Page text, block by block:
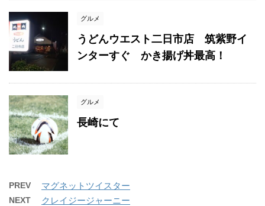
グルメ
うどんウエスト二日市店 筑紫野イ
ンターすぐ かき揚げ丼最高！
グルメ
長崎にて
PREV マグネットツイスター
NEXT クレイジージャーニー